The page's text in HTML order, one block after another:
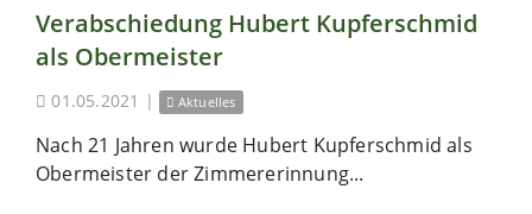
Verabschiedung Hubert Kupferschmid
als Obermeister
01.05.2021 | Aktuelles
Nach 21 Jahren wurde Hubert Kupferschmid als
Obermeister der Zimmererinnung...